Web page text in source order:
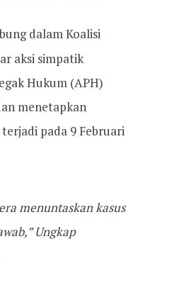
dalam Koalisi
aksi simpatik
Hukum (APH)
menetapkan
pada 9 Februari
menuntaskan kasus
Ungkap